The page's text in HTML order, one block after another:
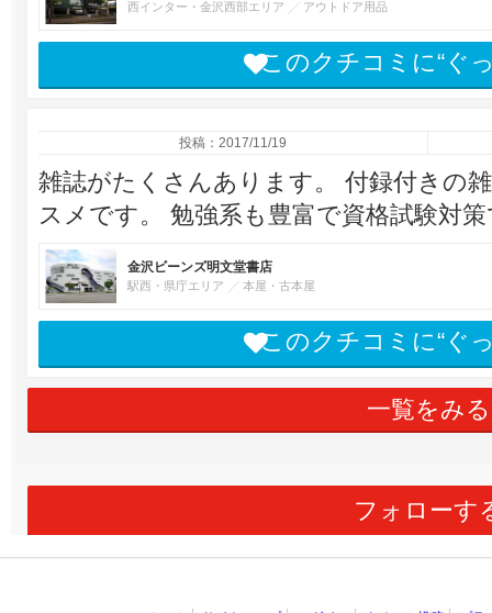
西インター・金沢西部エリア アウトドア用品
このクチコミに“ぐ
投稿：2017/11/19
雑誌がたくさんあります。 付録付きの
スメです。 勉強系も豊富で資格試験対
金沢ビーンズ明文堂書店
駅西・県庁エリア 本屋・古本屋
このクチコミに“ぐ
一覧をみる
フォローす